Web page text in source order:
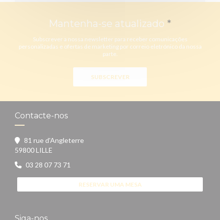
Mantenha-se atualizado *
Subscrever a nossa newsletter para receber comunicações
personalizadas e ofertas de marketing por correio eletrónico da nossa
parte.
SUBSCREVER
Contacte-nos
81 rue d'Angleterre
59800 LILLE
03 28 07 73 71
RESERVAR UMA MESA